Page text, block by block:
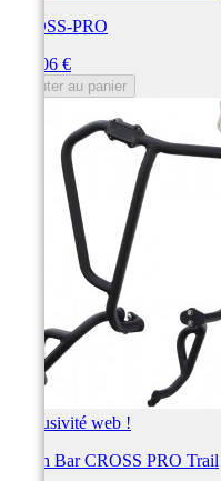
CROSS-PRO
312,06 €
Ajouter au panier
Exclusivité web !
Crash Bar CROSS PRO Trail